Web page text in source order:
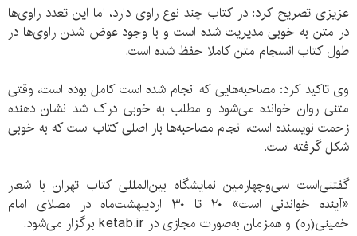
عزیزی تصریح کرد: در کتاب چند نوع راوی دارد، اما این تعدد راوی‌ها
در متن به خوبی مدیریت شده است و با وجود عوض شدن راوی‌ها در
طول کتاب انسجام متن کاملا حفظ شده است.
وی تاکید کرد: مصاحبه‌هایی که انجام شده است کامل بوده است، وقتی
متنی روان خوانده می‌شود و مطلب به خوبی درک شد نشان دهنده
زحمت نویسنده است، انجام مصاحبه‌ها بار اصلی کتاب است که به خوبی
شکل گرفته است.
گفتنی‌است سی‌وچهارمین نمایشگاه بین‌المللی کتاب تهران با شعار
«آینده خواندنی‌ است» ۲۰ تا ۳۰ اردیبهشت‌ماه در مصلای امام
خمینی‌(ره) و همزمان به‌صورت مجازی در ketab.ir برگزار می‌شود.